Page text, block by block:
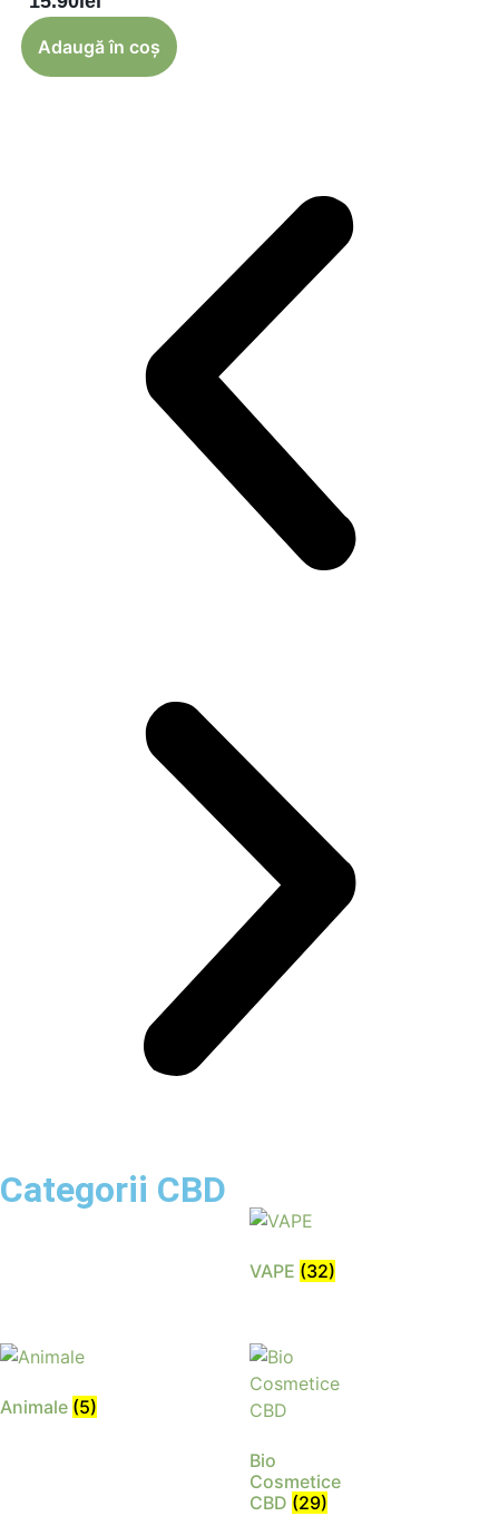
Adaugă în coș
Categorii CBD
VAPE (32)
Animale (5)
Bio
Cosmetice
CBD (29)